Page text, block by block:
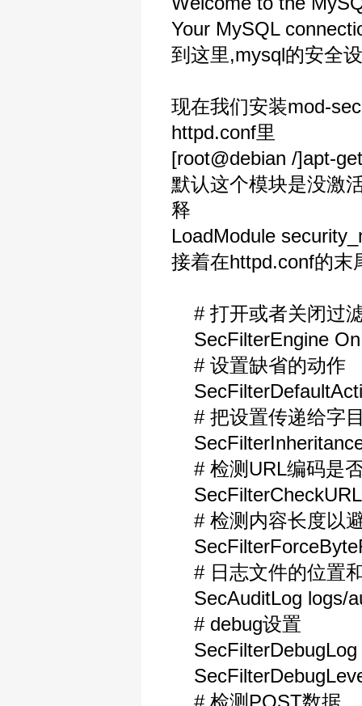
Your MySQL
到这里,mysql的安全
现在我们安装mod-
httpd.conf里
[root@debian /]apt-
默认这个模块是没激
释
LoadModule
接着在httpd.conf的末
# 打开或者关闭过
SecFilterEngine On
# 设置缺省的动
# 把设置传递给字
# 检测URL编码是
# 检测内容长度以
# 日志文件的位置
SecAuditLog logs/
# debug设置
SecFilterDebugLog
# 检测POST数据